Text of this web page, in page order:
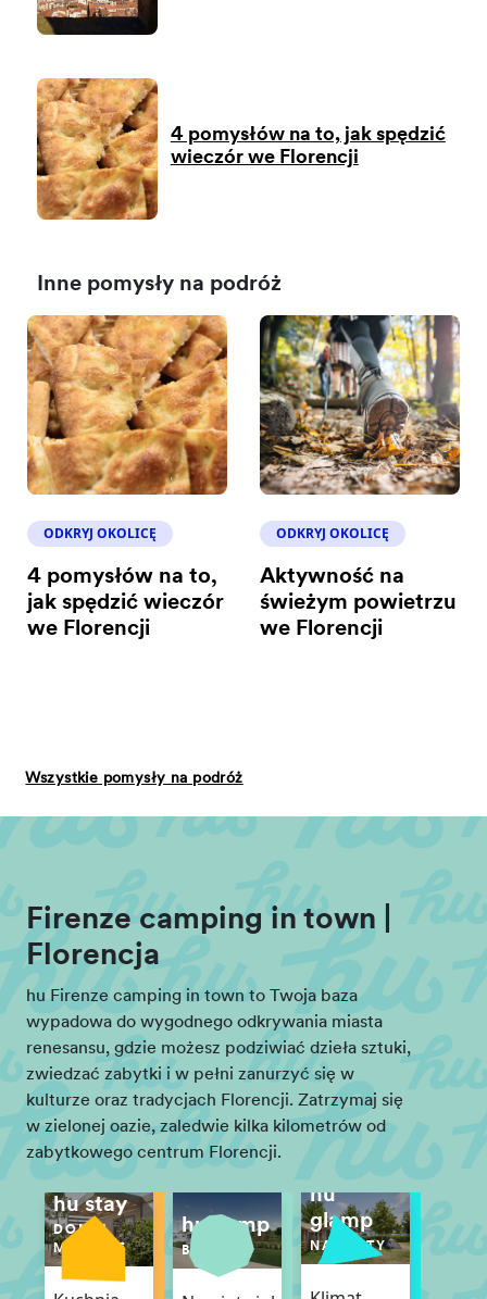
4 pomysłów na to, jak spędzić
wieczór we Florencji
Inne pomysły na podróż
ODKRYJ OKOLICĘ
4 pomysłów na to,
jak spędzić wieczór
we Florencji
ODKRYJ OKOLICĘ
Aktywność na
świeżym powietrzu
we Florencji
Wszystkie pomysły na podróż
Firenze camping in town |
Florencja
hu Firenze camping in town to Twoja baza
wypadowa do wygodnego odkrywania miasta
renesansu, gdzie możesz podziwiać dzieła sztuki,
zwiedzać zabytki i w pełni zanurzyć się w
kulturze oraz tradycjach Florencji. Zatrzymaj się
w zielonej oazie, zaledwie kilka kilometrów od
zabytkowego centrum Florencji.
hu stay
DOMKI
MOBILNE
hu camp
BOISKA
hu
glamp
NAMIOTY